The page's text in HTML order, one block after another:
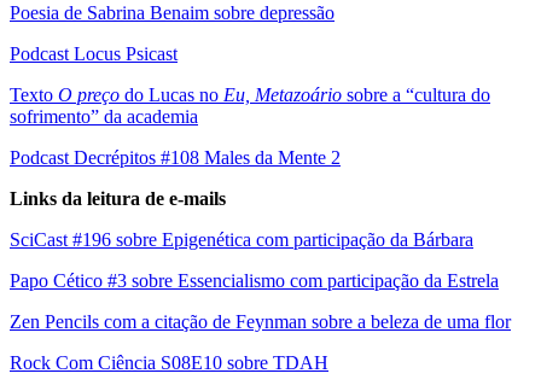
Poesia de Sabrina Benaim sobre depressão
Podcast Locus Psicast
Texto O preço do Lucas no Eu, Metazoário sobre a “cultura do
sofrimento” da academia
Podcast Decrépitos #108 Males da Mente 2
Links da leitura de e-mails
SciCast #196 sobre Epigenética com participação da Bárbara
Papo Cético #3 sobre Essencialismo com participação da Estrela
Zen Pencils com a citação de Feynman sobre a beleza de uma flor
Rock Com Ciência S08E10 sobre TDAH